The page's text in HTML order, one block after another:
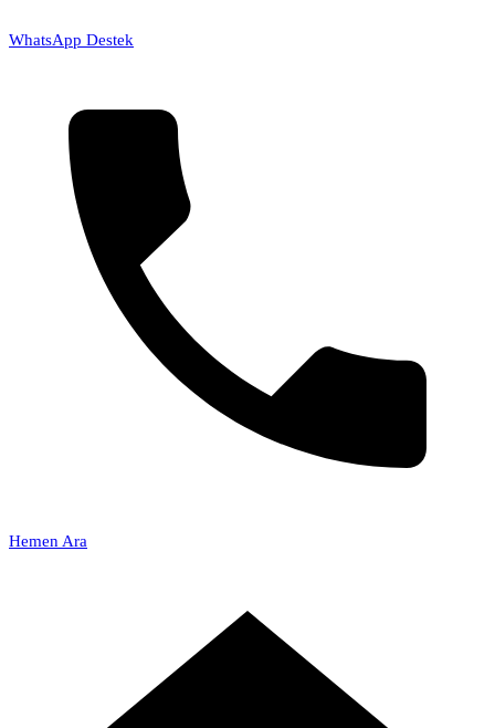
WhatsApp Destek
Hemen Ara